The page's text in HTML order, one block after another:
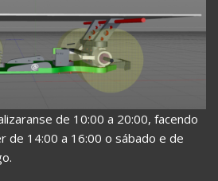
de 10:00 a 20:00, facendo
de 14:00 a 16:00 o sábado e de